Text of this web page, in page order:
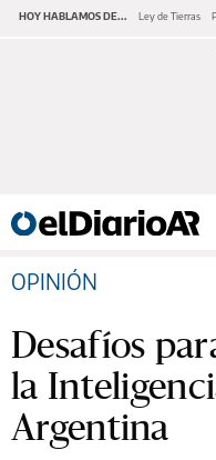
HOY HABLAMOS DE... Ley de Tierras
OPINIÓN
Desafíos
la
Argentina